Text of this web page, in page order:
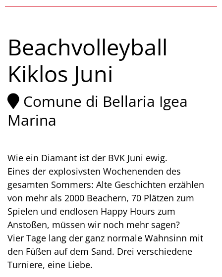
Beachvolleyball
Kiklos Juni
Comune di Bellaria Igea
Marina
Wie ein Diamant ist der BVK Juni ewig.
Eines der explosivsten Wochenenden des
gesamten Sommers: Alte Geschichten erzählen
von mehr als 2000 Beachern, 70 Plätzen zum
Spielen und endlosen Happy Hours zum
Anstoßen, müssen wir noch mehr sagen?
Vier Tage lang der ganz normale Wahnsinn mit
den Füßen auf dem Sand. Drei verschiedene
Turniere, eine Liebe.